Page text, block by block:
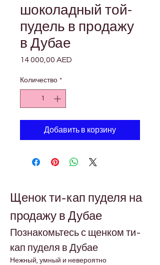
шоколадный той-
пудель в продажу
в Дубае
14 000,00 AED
Количество *
Добавить в корзину
Щенок ти-кап пуделя на
продажу в Дубае
Познакомьтесь с щенком ти-
кап пуделя в Дубае
Нежный, умный и невероятно